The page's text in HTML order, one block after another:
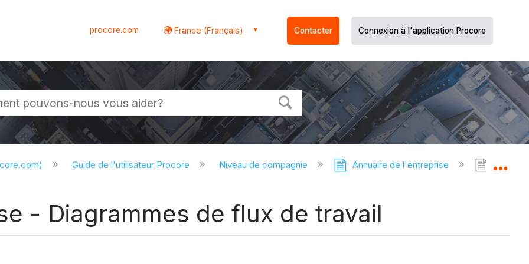
procore.com France (Français) Contacter Connexion à l'application Procore
Guide de l'utilisateur Procore Niveau de compagnie Annuaire de l'entreprise
- Diagrammes de flux de travail